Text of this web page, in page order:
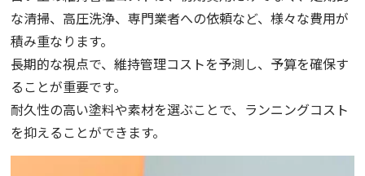
な清掃、高圧洗浄、専門業者への依頼など、様々な費用が
積み重なります。
長期的な視点で、維持管理コストを予測し、予算を確保す
ることが重要です。
耐久性の高い塗料や素材を選ぶことで、ランニングコスト
を抑えることができます。